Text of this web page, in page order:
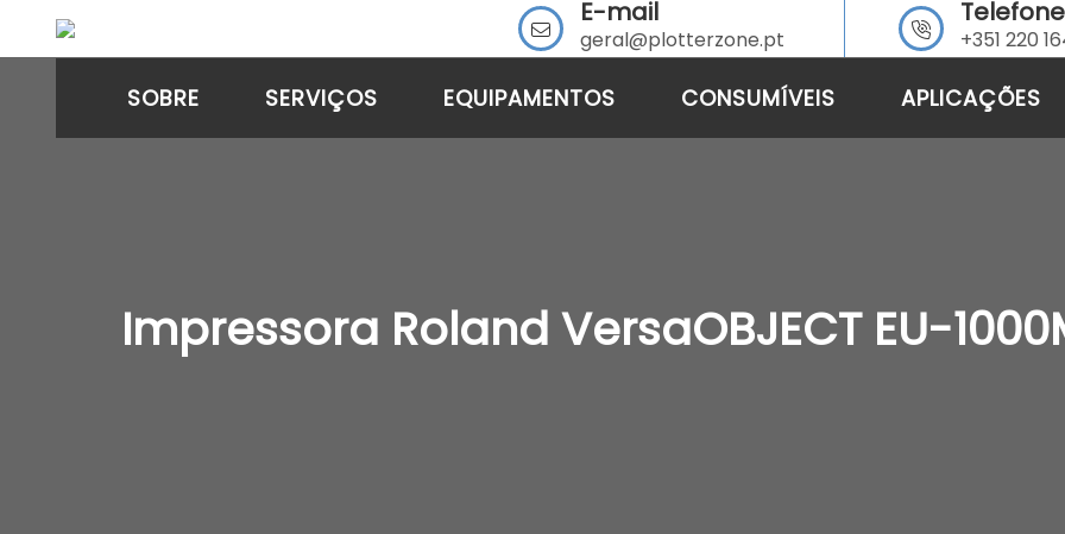
E-mail
geral@plotterzone.pt
Telefone
+351 220
SOBRE SERVIÇOS EQUIPAMENTOS CONSUMÍVEIS APLICAÇÕES
Impressora Roland VersaOBJECT EU-